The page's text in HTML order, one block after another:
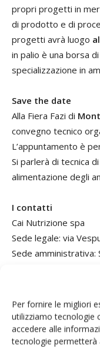
Per fornire le migliori
utilizziamo tecnologie
accedere alle
tecnologie permetterà
propri progetti in
di prodotto e di
progetti avrà luogo
in palio è una borsa
specializzazione in
Save the date
Alla Fiera Fazi di
convegno tecnico
L’appuntamento è
Si parlerà di tecnica
alimentazione degli
I contatti
Cai Nutrizione spa
Sede legale: via
Sede amministrativa:
TAG Cai Nutrizione